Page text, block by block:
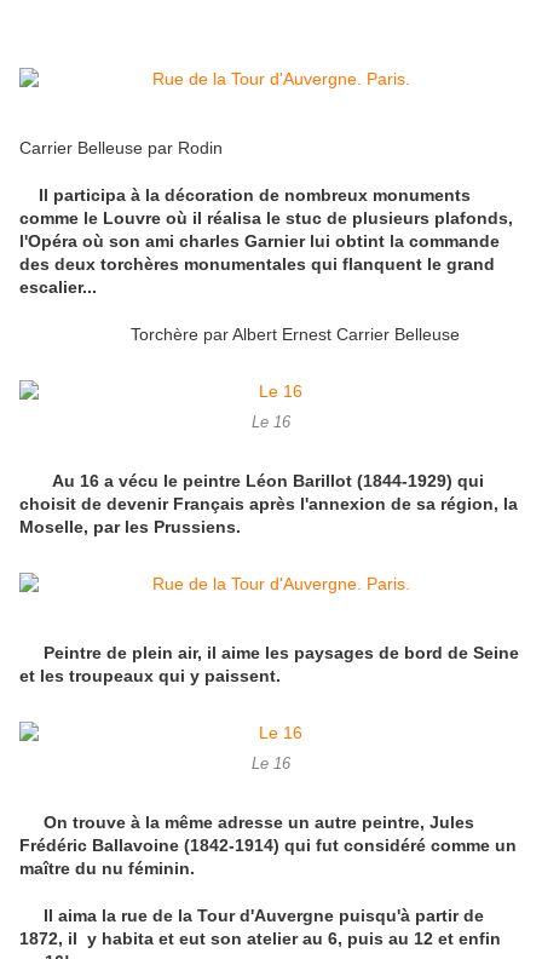
Carrier Belleuse par Rodin
Il participa à la décoration de nombreux monuments
comme le Louvre où il réalisa le stuc de plusieurs plafonds,
l'Opéra où son ami charles Garnier lui obtint la commande
des deux torchères monumentales qui flanquent le grand
escalier...
Torchère par Albert Ernest Carrier Belleuse
Le 16
Au 16 a vécu le peintre Léon Barillot (1844-1929) qui
choisit de devenir Français après l'annexion de sa région, la
Moselle, par les Prussiens.
Peintre de plein air, il aime les paysages de bord de Seine
et les troupeaux qui y paissent.
Le 16
On trouve à la même adresse un autre peintre, Jules
Frédéric Ballavoine (1842-1914) qui fut considéré comme un
maître du nu féminin.
Il aima la rue de la Tour d'Auvergne puisqu'à partir de
1872, il y habita et eut son atelier au 6, puis au 12 et enfin